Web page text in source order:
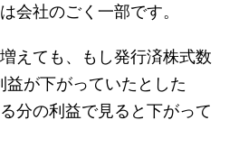
会社のごく一部です。
えても、もし発行済株式数
益が下がっていたとした
分の利益で見ると下がって